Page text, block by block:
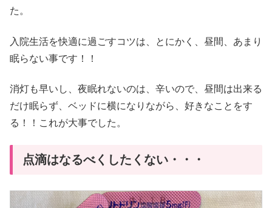
た。
入院生活を快適に過ごすコツは、とにかく、昼間、あまり
眠らない事です！！
消灯も早いし、夜眠れないのは、辛いので、昼間は出来る
だけ眠らず、ベッドに横になりながら、好きなことをす
る！！これが大事でした。
点滴はなるべくしたくない・・・